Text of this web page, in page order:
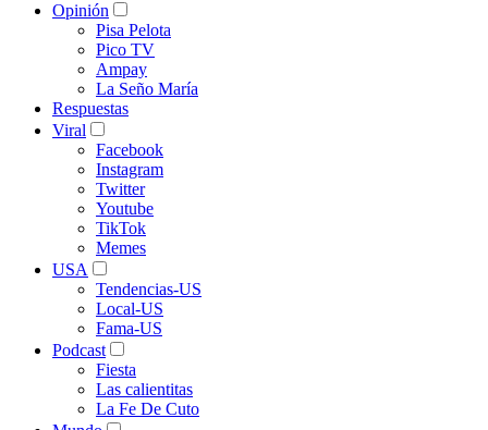
Opinión
Pisa Pelota
Pico TV
Ampay
La Seño María
Respuestas
Viral
Facebook
Instagram
Twitter
Youtube
TikTok
Memes
USA
Tendencias-US
Local-US
Fama-US
Podcast
Fiesta
Las calientitas
La Fe De Cuto